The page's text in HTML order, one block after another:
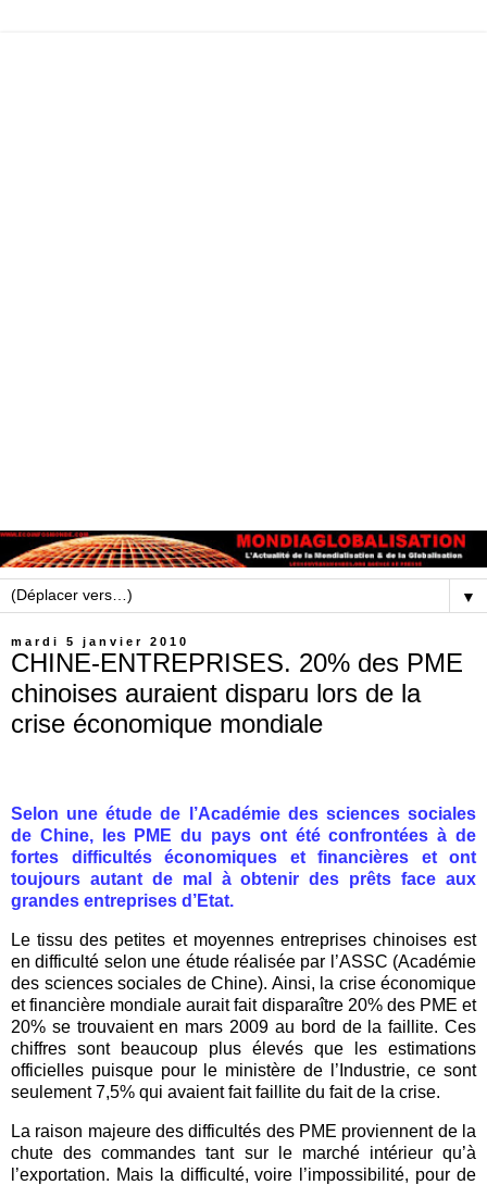
▼
mardi 5 janvier 2010
CHINE-ENTREPRISES. 20% des PME
chinoises auraient disparu lors de la
crise économique mondiale
Selon une étude de l’Académie des sciences sociales
de Chine, les PME du pays ont été confrontées à de
fortes difficultés économiques et financières et ont
toujours autant de mal à obtenir des prêts face aux
grandes entreprises d’Etat.
Le tissu des petites et moyennes entreprises chinoises est
en difficulté selon une étude réalisée par l’ASSC (Académie
des sciences sociales de Chine). Ainsi, la crise économique
et financière mondiale aurait fait disparaître 20% des PME et
20% se trouvaient en mars 2009 au bord de la faillite. Ces
chiffres sont beaucoup plus élevés que les estimations
officielles puisque pour le ministère de l’Industrie, ce sont
seulement 7,5% qui avaient fait faillite du fait de la crise.
La raison majeure des difficultés des PME proviennent de la
chute des commandes tant sur le marché intérieur qu’à
l’exportation. Mais la difficulté, voire l’impossibilité, pour de